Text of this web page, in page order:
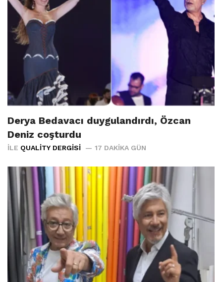
Derya Bedavacı duygulandırdı, Özcan
Deniz coşturdu
İLE QUALITY DERGISI 17 DAKIKA GÜN